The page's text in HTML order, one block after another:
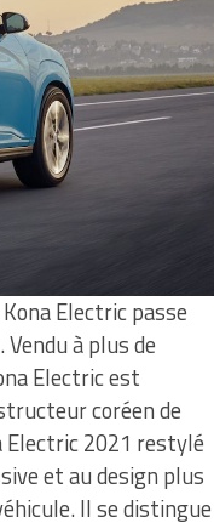
Electric passe
à plus de
Electric est
coréen de
Electric 2021 restylé
et au design plus
Il se distingue